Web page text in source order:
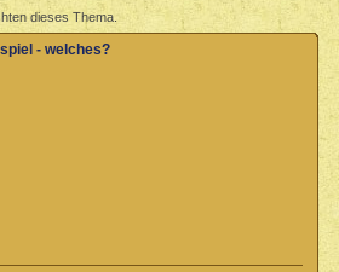
dieses Thema.
- welches?